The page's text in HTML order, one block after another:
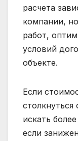
расчета
компании,
работ,
условий
объекте.
Если
столкнуться
искать
если